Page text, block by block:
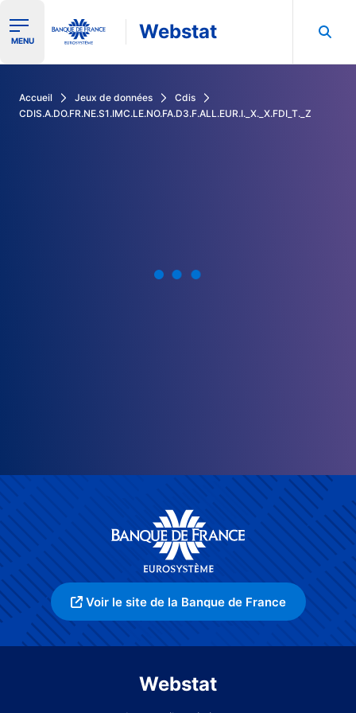
Ouvrir le menu de navigation
MENU Webstat
Accueil Jeux de données
Cdis
CDIS.A.DO.FR.NE.S1.IMC.LE.NO.FA.D3.F.ALL.EUR.I._X._X.FDI_T._Z
Voir le site de la Banque de France
Webstat